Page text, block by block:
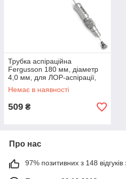
Трубка аспіраційна
Fergusson 180 мм, діаметр
4,0 мм, для ЛОР-аспірації,
Durable Hospital
Немає в наявності
509 ₴
Про нас
97% позитивних з 148 відгуків